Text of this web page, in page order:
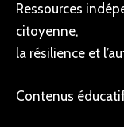
Ressources
citoyenne,
la résilience et
Contenus